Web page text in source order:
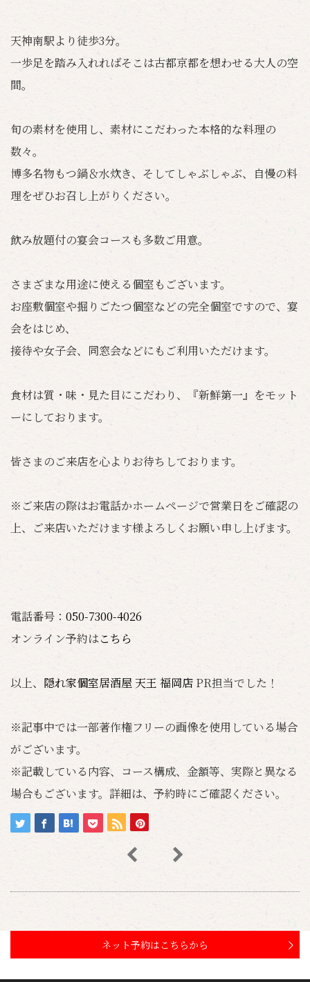
天神南駅より徒歩3分。
一歩足を踏み入れればそこは古都京都を想わせる大人の空
間。
旬の素材を使用し、素材にこだわった本格的な料理の
数々。
博多名物もつ鍋＆水炊き、そしてしゃぶしゃぶ、自慢の料
理をぜひお召し上がりください。
飲み放題付の宴会コースも多数ご用意。
さまざまな用途に使える個室もございます。
お座敷個室や掘りごたつ個室などの完全個室ですので、宴
会をはじめ、
接待や女子会、同窓会などにもご利用いただけます。
食材は質・味・見た目にこだわり、『新鮮第一』をモット
ーにしております。
皆さまのご来店を心よりお待ちしております。
※ご来店の際はお電話かホームページで営業日をご確認の
上、ご来店いただけます様よろしくお願い申し上げます。
電話番号： 050-7300-4026
オンライン予約はこちら
以上、 隠れ家個室居酒屋 天王 福岡店 PR担当でした！
※記事中では一部著作権フリーの画像を使用している場合
がございます。
※記載している内容、コース構成、金額等、実際と異なる
場合もございます。詳細は、予約時にご確認ください。
ネット予約はこちらから